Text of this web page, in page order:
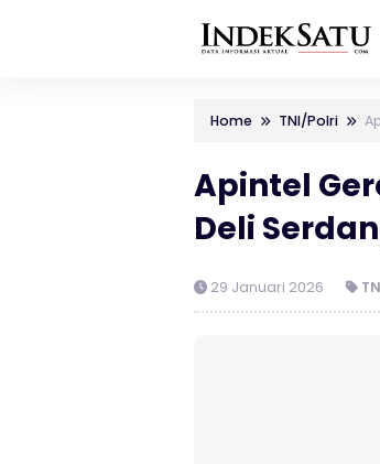
Home TNI/Polri
Apintel
Deli
29 Januari 2026